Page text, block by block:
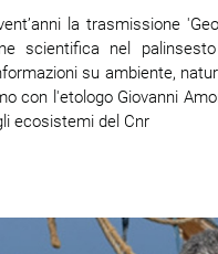
la trasmissione
scientifica nel
su ambiente,
con l'etologo Giovanni
ecosistemi del Cnr